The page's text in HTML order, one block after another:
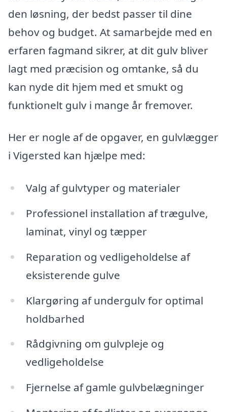
den løsning, der bedst passer til dine
behov og budget. At samarbejde med en
erfaren fagmand sikrer, at dit gulv bliver
lagt med præcision og omtanke, så du
kan nyde dit hjem med et smukt og
funktionelt gulv i mange år fremover.
Her er nogle af de opgaver, en gulvlægger
i Vigersted kan hjælpe med:
Valg af gulvtyper og materialer
Professionel installation af trægulve,
laminat, vinyl og tæpper
Reparation og vedligeholdelse af
eksisterende gulve
Klargøring af undergulv for optimal
holdbarhed
Rådgivning om gulvpleje og
vedligeholdelse
Fjernelse af gamle gulvbelægninger